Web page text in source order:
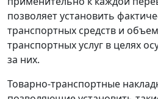
позволяет установить
транспортных средств и
транспортных услуг в целях
за них.
Товарно-транспортные